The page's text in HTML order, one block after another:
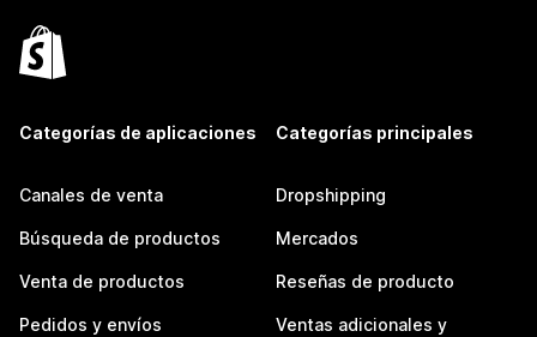
Categorías de aplicaciones
Canales de venta
Búsqueda de productos
Venta de productos
Pedidos y envíos
Categorías principales
Dropshipping
Mercados
Reseñas de producto
Ventas adicionales y